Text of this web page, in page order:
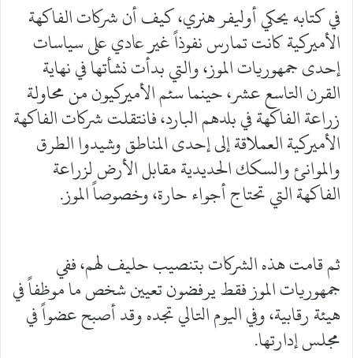
في كتابه يحكي أوليفر هنري، كيف أن شركات الفاكهة
الأميركية كانت تمارس نفوذاً غير عادي على سياسات
إحدى جمهوريات الموز، والتي بدأت نشأتها في نهاية
القرن التاسع عشر، حينما سئم الأميركيون من محاولة
زراعة الفاكهة في بلدهم البارد، فانتقلت شركات الفاكهة
الأميركية العملاقة إلى إحدى المناطق وشيدوا الطرق
والموانئ والسكك الحديدية مقابل الأرض لزراعة
الفاكهة التي تحتاج أجواء حارة، وخصوصاً الموز.
ثم قامت هذه الشركات بتنصيب حليف لهم، ففي
جمهوريات الموز فقط يرفضون تعيين شخص ما موظفاً في
هيئة رقابية، وفي اليوم التالي تجده وقد أصبح عضواً في
مجلس إدارتها.